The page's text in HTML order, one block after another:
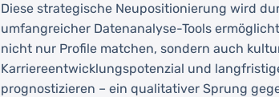
Diese strategische Neupositionierung wird
umfangreicher Datenanalyse-Tools
nicht nur Profile matchen, sondern auch
Karriereentwicklungspotenzial und
prognostizieren – ein qualitativer Sprung